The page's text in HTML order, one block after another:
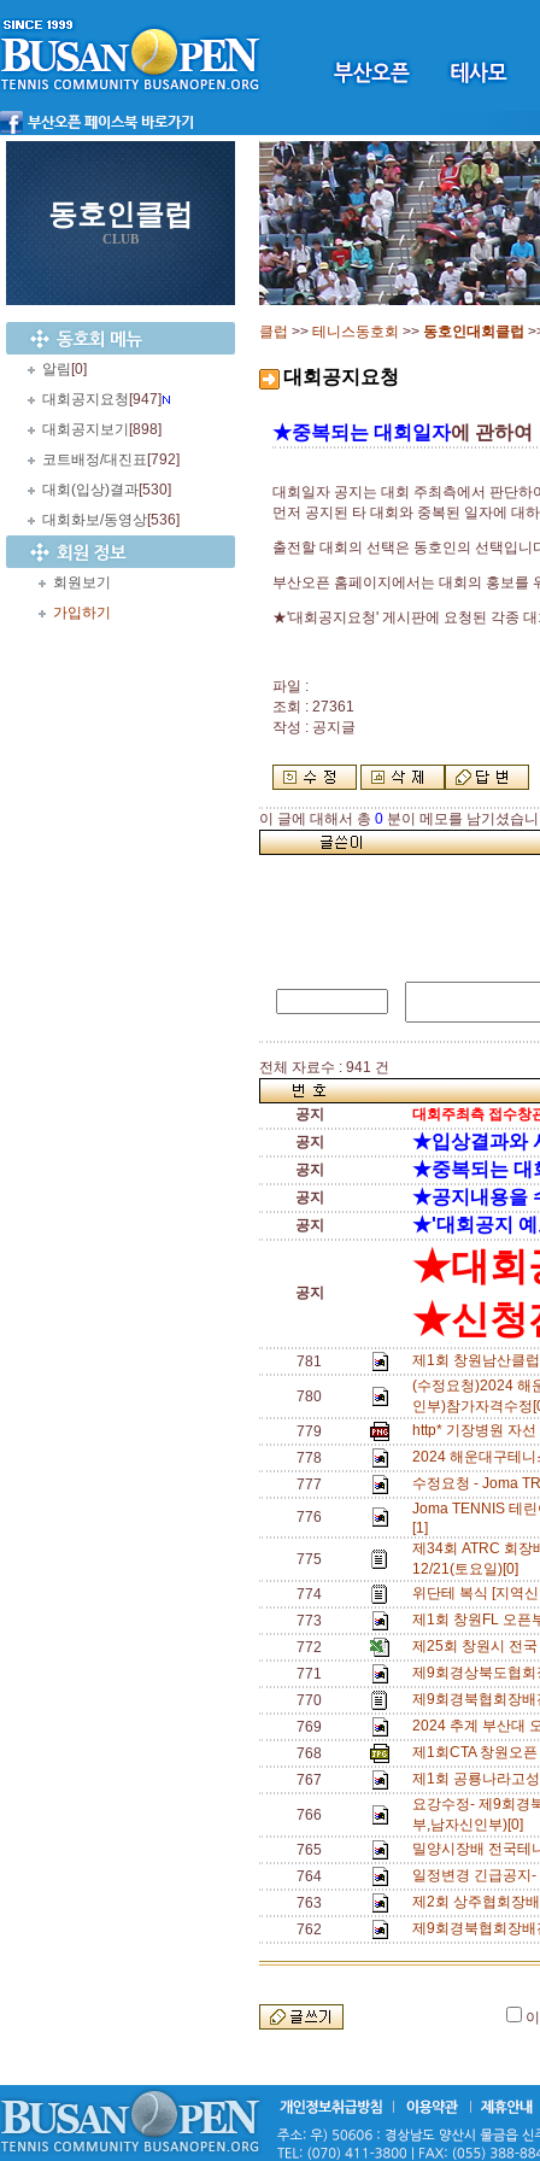
동호인클럽
CLUB
알림 [0]
대회공지요청 [947]
대회공지보기 [898]
코트배정/대진표 [792]
대회(입상)결과[530]
대회화보/동영상[536]
회원보기
가입하기
클럽 >> 테니스동호회 >> 동호인대회클럽
대회공지요청
★중복되는 대회일자에 관하여
대회일자 공지는 대회 주최측에서 판단하
먼저 공지된 타 대회와 중복된 일자에 대
출전할 대회의 선택은 동호인의 선택입니
부산오픈 홈페이지에서는 대회의 홍보를
★'대회공지요청' 게시판에 요청된 각종
파일 :
조회 : 27361
작성 : 공지글
이 글에 대해서 총 0 분이 메모를 남기셨습
전체 자료수 : 941 건
공지
대회주최측 접수창
공지
★입상결과와
공지 ★중복되는 대
공지 ★공지내용을
공지 ★'대회공지 예
공지
★대회
★신청
781 제1회 창원남산클
780
(수정요청)2024 해
인부)참가자격수
779
http* 기장병원 자
778
2024 해운대구테
777
수정요청 - Joma
776
Joma TENNIS 테
[1]
775
제34회 ATRC 회장
12/21(토요일)[0]
774
위단테 복식 [지역
773
제1회 창원FL 오픈
772
제25회 창원시 전
771
제9회경상북도협
770
제9회경북협회장
769
2024 추계 부산대
768
제1회CTA 창원오
767
제1회 공룡나라고
766
요강수정- 제9회경
부,남자신인부)[0]
765
밀양시장배 전국
764
일정변경 긴급공지
763
제2회 상주협회장
762
제9회경북협회장